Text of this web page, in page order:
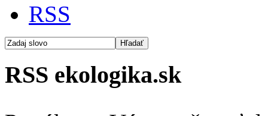
RSS
RSS ekologika.sk